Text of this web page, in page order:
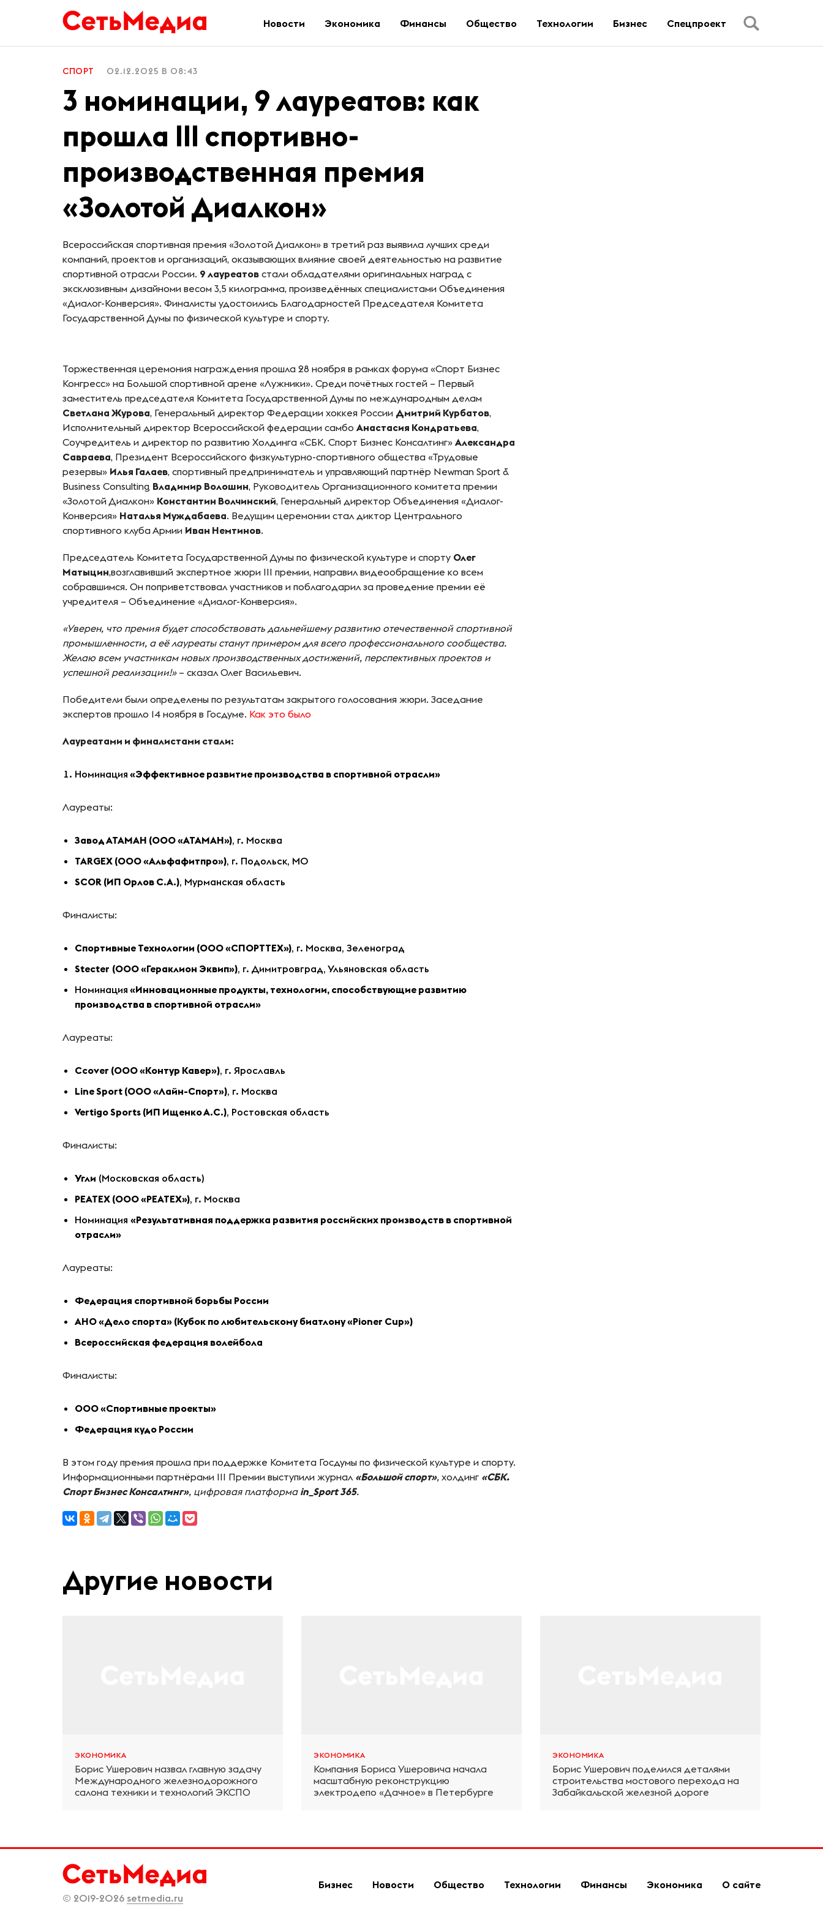
Новости Экономика Финансы Общество Технологии Бизнес Спецпроект
СПОРТ 02.12.2025 В 08:43
3 номинации, 9 лауреатов: как
прошла III спортивно-
производственная премия
«Золотой Диалкон»
Всероссийская спортивная премия «Золотой Диалкон» в третий раз выявила лучших среди
компаний, проектов и организаций, оказывающих влияние своей деятельностью на развитие
спортивной отрасли России. 9 лауреатов стали обладателями оригинальных наград с
эксклюзивным дизайноми весом 3,5 килограмма, произведённых специалистами Объединения
«Диалог-Конверсия». Финалисты удостоились Благодарностей Председателя Комитета
Государственной Думы по физической культуре и спорту.
Торжественная церемония награждения прошла 28 ноября в рамках форума «Спорт Бизнес
Конгресс» на Большой спортивной арене «Лужники». Среди почётных гостей – Первый
заместитель председателя Комитета Государственной Думы по международным делам
Светлана Журова, Генеральный директор Федерации хоккея России Дмитрий Курбатов,
Исполнительный директор Всероссийской федерации самбо Анастасия Кондратьева,
Соучредитель и директор по развитию Холдинга «СБК. Спорт Бизнес Консалтинг» Александра
Савраева, Президент Всероссийского физкультурно-спортивного общества «Трудовые
резервы» Илья Галаев, спортивный предприниматель и управляющий партнёр Newman Sport &
Business Consulting Владимир Волошин, Руководитель Организационного комитета премии
«Золотой Диалкон» Константин Волчинский, Генеральный директор Объединения «Диалог-
Конверсия» Наталья Муждабаева. Ведущим церемонии стал диктор Центрального
спортивного клуба Армии Иван Немтинов.
Председатель Комитета Государственной Думы по физической культуре и спорту Олег
Матыцин,возглавивший экспертное жюри III премии, направил видеообращение ко всем
собравшимся. Он поприветствовал участников и поблагодарил за проведение премии её
учредителя – Объединение «Диалог-Конверсия».
«Уверен, что премия будет способствовать дальнейшему развитию отечественной спортивной
промышленности, а её лауреаты станут примером для всего профессионального сообщества.
Желаю всем участникам новых производственных достижений, перспективных проектов и
успешной реализации!»– сказал Олег Васильевич.
Победители были определены по результатам закрытого голосования жюри. Заседание
экспертов прошло 14 ноября в Госдуме. Как это было
Лауреатами и финалистами стали:
Номинация «Эффективное развитие производства в спортивной отрасли»
Лауреаты:
Завод АТАМАН (ООО «АТАМАН»), г. Москва
TARGEX (ООО «Альфафитпро»), г. Подольск, МО
SCOR (ИП Орлов С.А.), Мурманская область
Финалисты:
Спортивные Технологии (ООО «СПОРТТЕХ»), г. Москва, Зеленоград
Stecter (ООО «Гераклион Эквип»), г. Димитровград, Ульяновская область
Номинация «Инновационные продукты, технологии, способствующие развитию
производства в спортивной отрасли»
Лауреаты:
Ccover (ООО «Контур Кавер»), г. Ярославль
Line Sport (ООО «Лайн-Спорт»), г. Москва
Vertigo Sports (ИП Ищенко А.С.), Ростовская область
Финалисты:
Угли (Московская область)
РЕАТЕХ (ООО «РЕАТЕХ»), г. Москва
Номинация «Результативная поддержка развития российских производств в спортивной
отрасли»
Лауреаты:
Федерация спортивной борьбы России
АНО «Дело спорта» (Кубок по любительскому биатлону «Pioner Cup»)
Всероссийская федерация волейбола
Финалисты:
ООО «Спортивные проекты»
Федерация кудо России
В этом году премия прошла при поддержке Комитета Госдумы по физической культуре и спорту.
Информационными партнёрами III Премии выступили журнал «Большой спорт», холдинг «СБК.
Спорт Бизнес Консалтинг», цифровая платформа in_Sport 365.
Другие новости
ЭКОНОМИКА
Борис Ушерович назвал главную задачу
Международного железнодорожного
салона техники и технологий ЭКСПО
ЭКОНОМИКА
Компания Бориса Ушеровича начала
масштабную реконструкцию
электродепо «Дачное» в Петербурге
ЭКОНОМИКА
Борис Ушерович поделился деталями
строительства мостового перехода на
Забайкальской железной дороге
© 2019-2026 setmedia.ru
Бизнес Новости Общество Технологии Финансы Экономика О сайте